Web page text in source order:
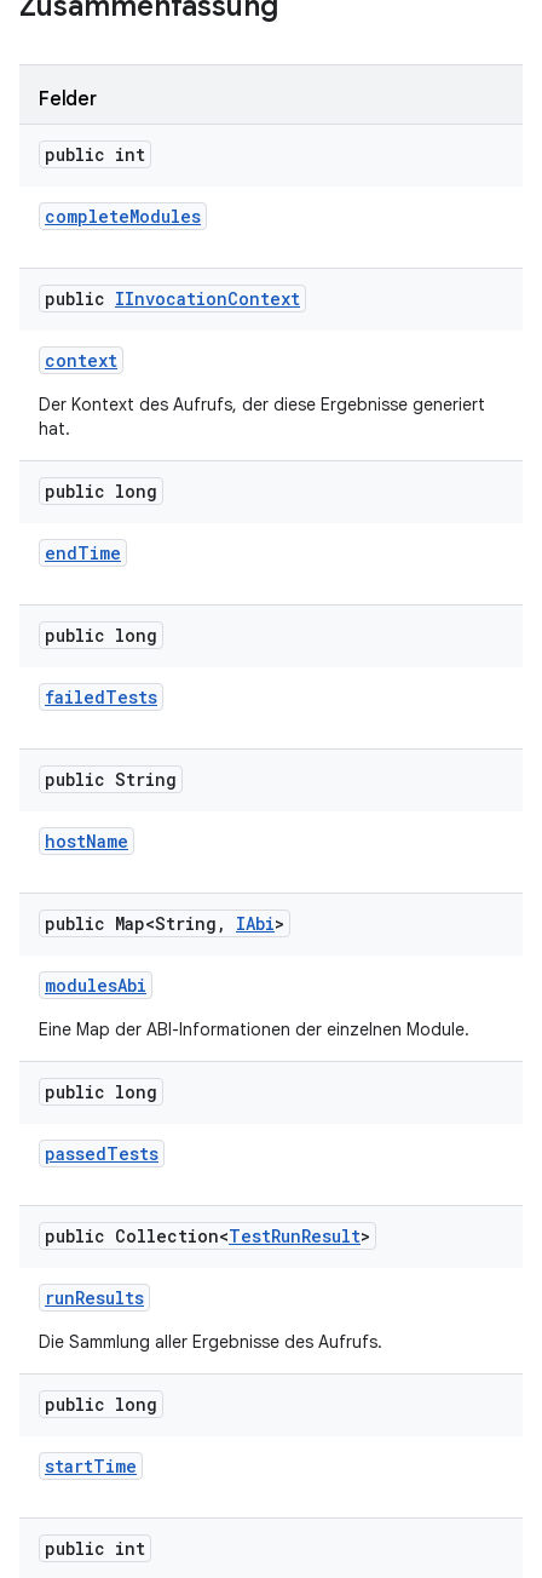
Felder
public int
completeModules
public IInvocationContext
context
Der Kontext des Aufrufs, der diese Ergebnisse generiert
hat.
public long
endTime
public long
failedTests
public String
hostName
public Map<String , IAbi>
modulesAbi
Eine Map der ABI-Informationen der einzelnen Module.
public long
passedTests
public Collection<TestRunResult>
runResults
Die Sammlung aller Ergebnisse des Aufrufs.
public long
startTime
public int